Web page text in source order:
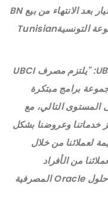
الجديدة والجذابة للسوق. ويأتي هذا الاختيار بعد الانتهاء من بيع BN
Paribas لأسهمها في UBCI إلى المجموعة التونسيةTunisian
قال محمد قبة، المدير العام لمصرف UBCI: "يلتزم مصرف UBCI
برامج مبتكرة
المستوى التالي، مع
خدماتنا وعروضنا بشكل
لعملائنا من خلال
من الأفراد
والموظفين والشركات. وستمكننا حزمة حلول Oracle المصرفية